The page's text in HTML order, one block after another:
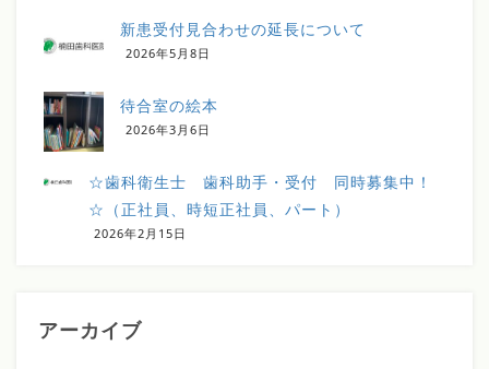
新患受付見合わせの延長について
2026年5月8日
待合室の絵本
2026年3月6日
☆歯科衛生士 歯科助手・受付 同時募集中！
☆（正社員、時短正社員、パート）
2026年2月15日
アーカイブ